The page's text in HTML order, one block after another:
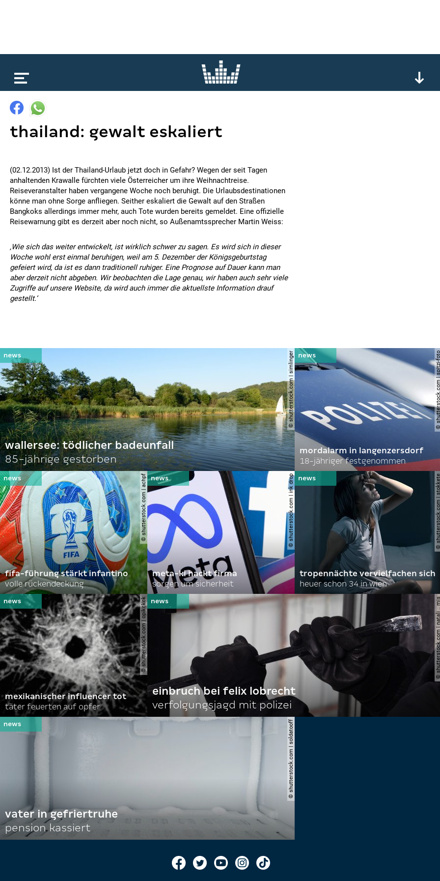
thailand: gewalt eskaliert
(02.12.2013) Ist der Thailand-Urlaub jetzt doch in Gefahr? Wegen der seit Tagen
anhaltenden Krawalle fürchten viele Österreicher um ihre Weihnachtreise.
Reiseveranstalter haben vergangene Woche noch beruhigt. Die Urlaubsdestinationen
könne man ohne Sorge anfliegen. Seither eskaliert die Gewalt auf den Straßen
Bangkoks allerdings immer mehr, auch Tote wurden bereits gemeldet. Eine offizielle
Reisewarnung gibt es derzeit aber noch nicht, so Außenamtssprecher Martin Weiss:
‚Wie sich das weiter entwickelt, ist wirklich schwer zu sagen. Es wird sich in dieser
Woche wohl erst einmal beruhigen, weil am 5. Dezember der Königsgeburtstag
gefeiert wird, da ist es dann traditionell ruhiger. Eine Prognose auf Dauer kann man
aber derzeit nicht abgeben. Wir beobachten die Lage genau, wir haben auch sehr viele
Zugriffe auf unsere Website, da wird auch immer die aktuellste Information drauf
gestellt.‘
© shutterstock.com | simlinger
wallersee: tödlicher badeunfall
85-jährige gestorben
©
mordalarm in langenzersdorf
18-jähriger festgenommen
© shutterstock.com | achpf
fifa-führung stärkt infantino
volle rückendeckung
© shutterstock.com | ink drop
meta-ki hackt firma
sorgen um sicherheit
© shutterstock.com | stokkete
tropennächte vervielfachen sich
heuer schon 34 in wien
© shutterstock.com | opikckck
mexikanischer influencer tot
täter feuerten auf opfer
©
einbruch bei felix lobrecht
verfolgungsjagd mit polizei
© shutterstock.com | soldatooff
vater in gefriertruhe
pension kassiert